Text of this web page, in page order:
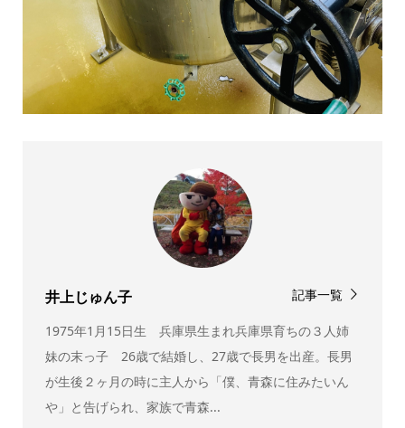
記事一覧
井上じゅん子
1975年1月15日生 兵庫県生まれ兵庫県育ちの３人姉
妹の末っ子 26歳で結婚し、27歳で長男を出産。長男
が生後２ヶ月の時に主人から「僕、青森に住みたいん
や」と告げられ、家族で青森...